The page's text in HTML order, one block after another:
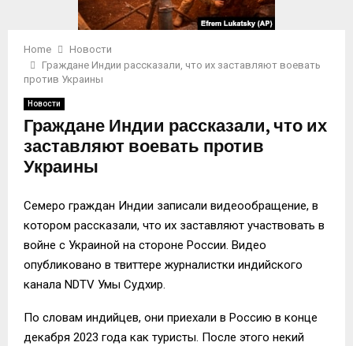
Home
Новости
Граждане Индии рассказали, что их заставляют воевать
против Украины
Новости
Граждане Индии рассказали, что их
заставляют воевать против
Украины
Семеро граждан Индии записали видеообращение, в
котором рассказали, что их заставляют участвовать в
войне с Украиной на стороне России. Видео
опубликовано в твиттере журналистки индийского
канала NDTV Умы Судхир.
По словам индийцев, они приехали в Россию в конце
декабря 2023 года как туристы. После этого некий